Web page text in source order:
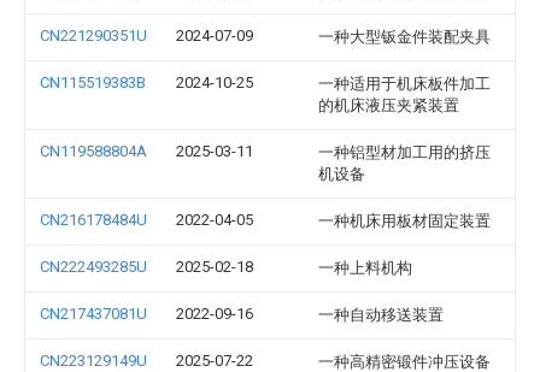
CN221290351U 2024-07-09 一种大型钣金件装配夹具
CN115519383B 2024-10-25
一种适用于机床板件加工
的机床液压夹紧装置
CN119588804A 2025-03-11
一种铝型材加工用的挤压
机设备
CN216178484U 2022-04-05 一种机床用板材固定装置
CN222493285U 2025-02-18 一种上料机构
CN217437081U 2022-09-16 一种自动移送装置
CN223129149U 2025-07-22 一种高精密锻件冲压设备